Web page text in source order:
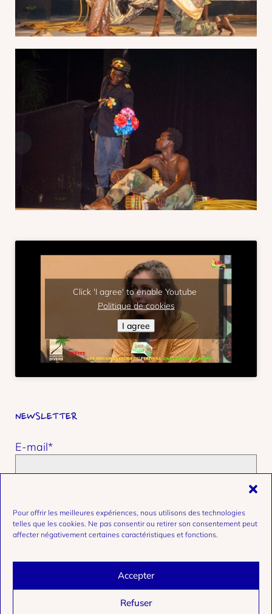
Pour offrir les meilleures expériences, nous utilisons des technologies
telles que les cookies. Ne pas consentir ou retirer son consentement peut
affecter négativement certaines caractéristiques et fonctions.
Accepter
Refuser
Click 'I agree' to enable Youtube
Politique de cookies
I agree
NEWSLETTER
E-mail*
facebook
Instagram
linkedin